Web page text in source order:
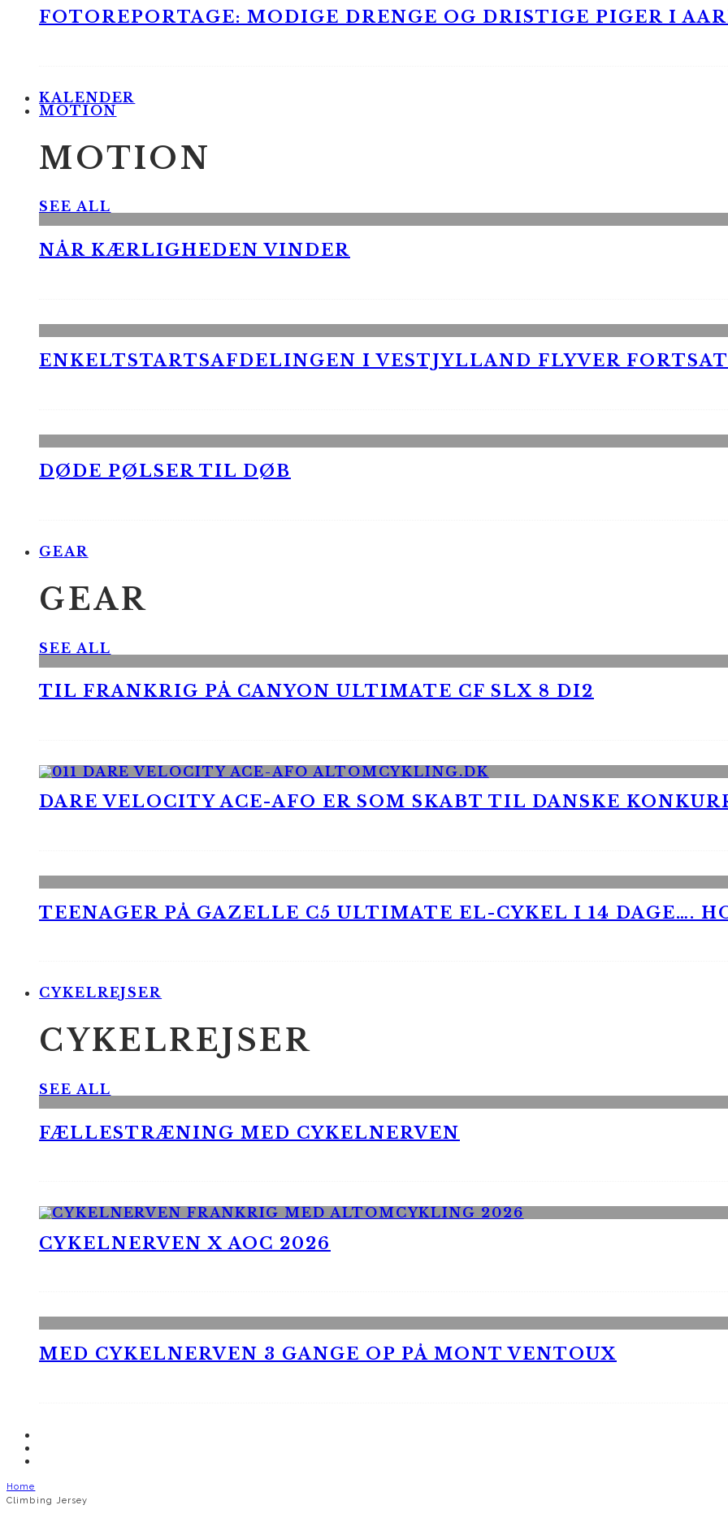
FOTOREPORTAGE: MODIGE DRENGE OG DRISTIGE PIGER I
KALENDER
MOTION
MOTION
SEE ALL
NÅR KÆRLIGHEDEN VINDER
ENKELTSTARTSAFDELINGEN I VESTJYLLAND FLYVER
DØDE PØLSER TIL DØB
GEAR
GEAR
SEE ALL
TIL FRANKRIG PÅ CANYON ULTIMATE CF SLX 8 DI2
DARE VELOCITY ACE-AFO ER SOM SKABT TIL DANSKE
TEENAGER PÅ GAZELLE C5 ULTIMATE EL-CYKEL I 14 DAGE….
CYKELREJSER
CYKELREJSER
SEE ALL
FÆLLESTRÆNING MED CYKELNERVEN
CYKELNERVEN X AOC 2026
MED CYKELNERVEN 3 GANGE OP PÅ MONT VENTOUX
Home
Climbing Jersey